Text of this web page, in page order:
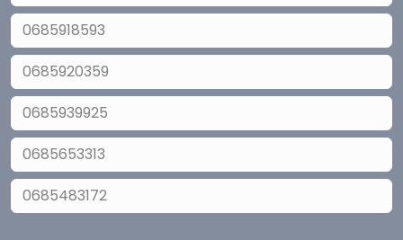
0685918593
0685920359
0685939925
0685653313
0685483172